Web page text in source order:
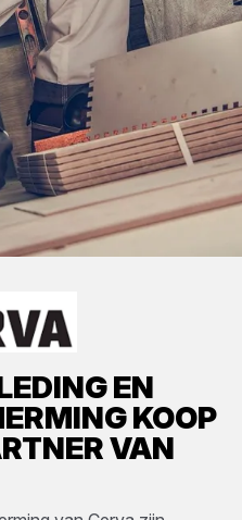
EN
KOOP
VAN